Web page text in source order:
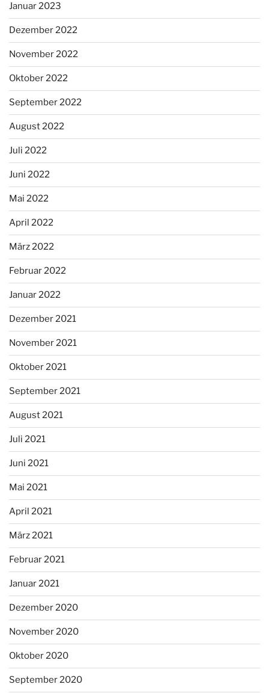
Januar 2023
Dezember 2022
November 2022
Oktober 2022
September 2022
August 2022
Juli 2022
Juni 2022
Mai 2022
April 2022
März 2022
Februar 2022
Januar 2022
Dezember 2021
November 2021
Oktober 2021
September 2021
August 2021
Juli 2021
Juni 2021
Mai 2021
April 2021
März 2021
Februar 2021
Januar 2021
Dezember 2020
November 2020
Oktober 2020
September 2020